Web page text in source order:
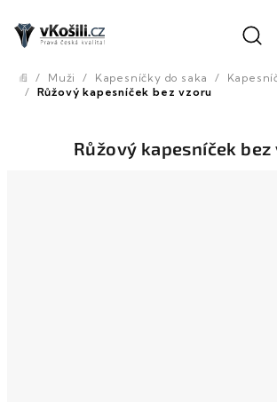
obsah
Domů
/ Muži / Kapesníčky do saka /
/ Růžový kapesníček bez vzoru
Růžový kapesníček bez